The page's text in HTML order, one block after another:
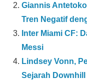
Giannis
Tren Negatif
Inter Miami CF:
Messi
Lindsey Vonn,
Sejarah